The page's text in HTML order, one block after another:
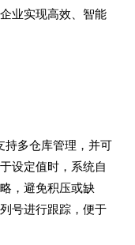
业实现高效、智能
持多仓库管理，并可
设定值时，系统自
，避免积压或缺
号进行跟踪，便于